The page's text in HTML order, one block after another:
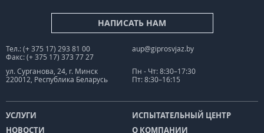
НАПИСАТЬ НАМ
Тел.: (+ 375 17) 293 81 00
Факс: (+ 375 17) 373 77 27
aup@giprosvjaz.by
ул. Сурганова, 24, г. Минск
220012, Республика Беларусь
Пн - Чт: 8:30–17:30
Пт: 8:30–16:15
УСЛУГИ
ИСПЫТАТЕЛЬНЫЙ ЦЕНТР
НОВОСТИ
О КОМПАНИИ